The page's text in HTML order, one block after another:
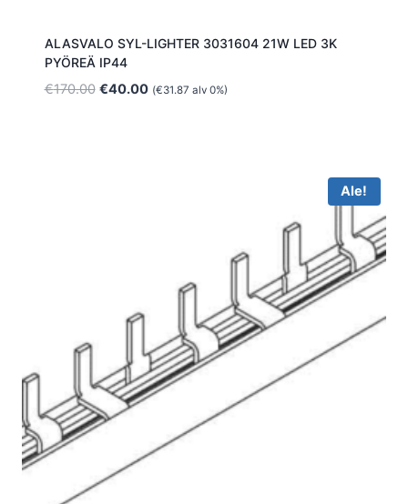
ALASVALO SYL-LIGHTER 3031604 21W LED 3K
PYÖREÄ IP44
€170.00 Alkuperäinen
€40.00Nykyinen
(€31.87 alv 0%)
Ale!